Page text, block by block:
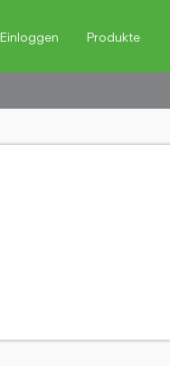
Einloggen Produkte